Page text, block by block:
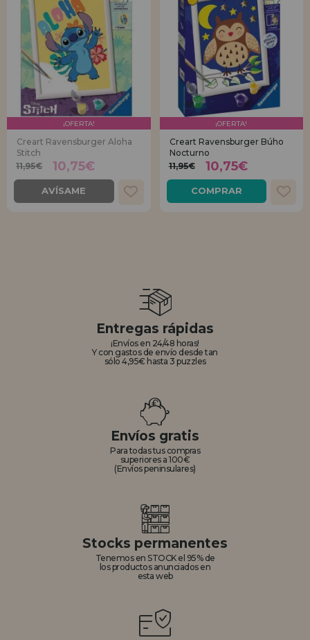
¡OFERTA!
Creart Ravensburger Aloha
Stitch
11,95€
10,75€
AVÍSAME
¡OFERTA!
Creart Ravensburger Búho
Nocturno
11,95€
10,75€
COMPRAR
Entregas rápidas
¡Envíos en 24/48 horas!
Y con gastos de envío desde tan
sólo 4,95€ hasta 3 puzzles
Envíos gratis
Para todas tus compras
superiores a 100€
(Envíos peninsulares)
Stocks permanentes
Tenemos en STOCK el 95% de
los productos anunciados en
esta web